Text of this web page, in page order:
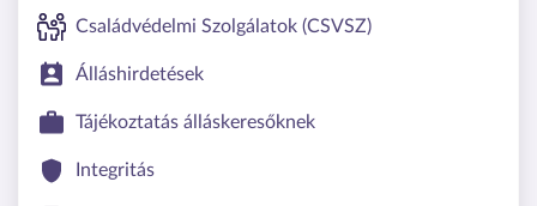
Családvédelmi Szolgálatok (CSVSZ)
Álláshirdetések
Tájékoztatás álláskeresőknek
Integritás